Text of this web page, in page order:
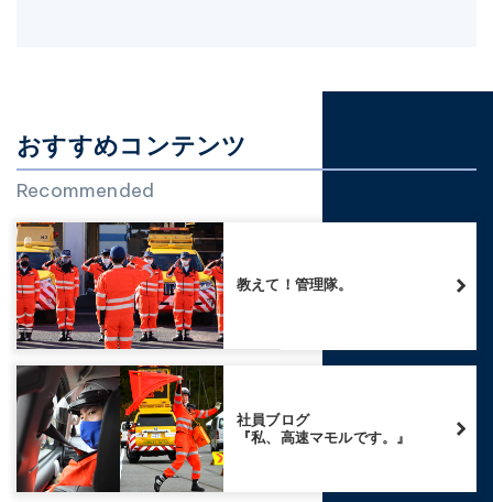
おすすめコンテンツ
Recommended
教えて！管理隊。
社員ブログ
『私、高速マモルです。』